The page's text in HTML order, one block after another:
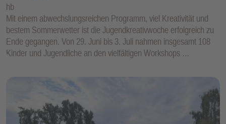
hb
Mit einem abwechslungsreichen Programm, viel Kreativität und
bestem Sommerwetter ist die Jugendkreativwoche erfolgreich zu
Ende gegangen. Von 29. Juni bis 3. Juli nahmen insgesamt 108
Kinder und Jugendliche an den vielfältigen Workshops …